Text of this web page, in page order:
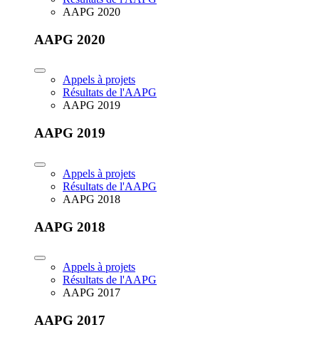
AAPG 2020
AAPG 2020
Appels à projets
Résultats de l'AAPG
AAPG 2019
AAPG 2019
Appels à projets
Résultats de l'AAPG
AAPG 2018
AAPG 2018
Appels à projets
Résultats de l'AAPG
AAPG 2017
AAPG 2017